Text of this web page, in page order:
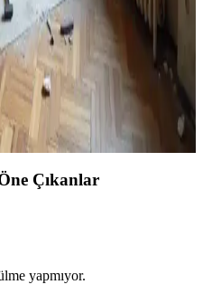
Yanlışlar ve Güncel
Rehber
ve gerçekler, boya kuruma
ve profesyonel yardım
ele alınmaktadır.
Çıkanlar
yapmıyor.